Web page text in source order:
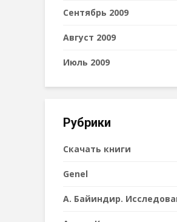
Сентябрь 2009
Август 2009
Июль 2009
Рубрики
Cкачать книги
Genel
А. Байиндир.